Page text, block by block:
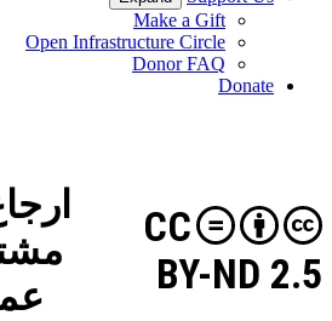
Make a Gift
Open Infrastructure Circle
Donor FAQ
Donate
CC
BY-ND 2.5